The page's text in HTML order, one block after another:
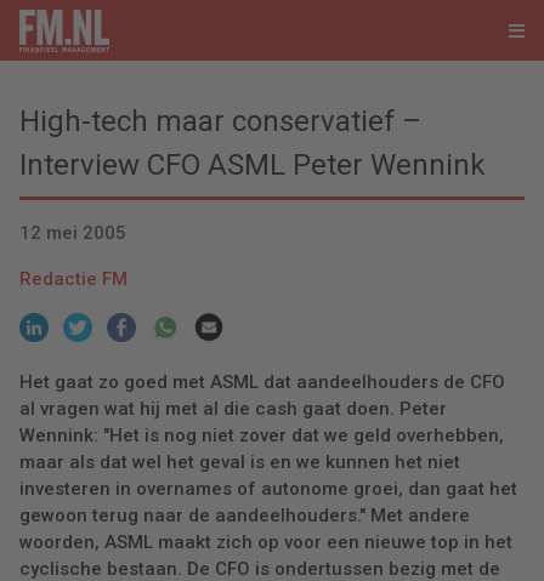
High-tech maar conservatief –
Interview CFO ASML Peter Wennink
12 mei 2005
Redactie FM
Het gaat zo goed met ASML dat aandeelhouders de CFO
al vragen wat hij met al die cash gaat doen. Peter
Wennink: "Het is nog niet zover dat we geld overhebben,
maar als dat wel het geval is en we kunnen het niet
investeren in overnames of autonome groei, dan gaat het
gewoon terug naar de aandeelhouders." Met andere
woorden, ASML maakt zich op voor een nieuwe top in het
cyclische bestaan. De CFO is ondertussen bezig met de